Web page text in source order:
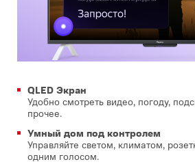
QLED Экран
Удобно смотреть видео, погоду,
прочее.
Умный дом под контролем
Управляйте светом, климатом,
одним голосом.